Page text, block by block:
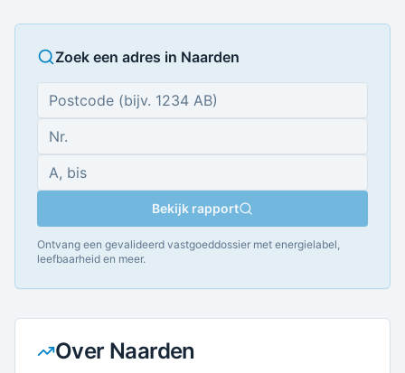
Zoek een adres in Naarden
Bekijk rapport
Ontvang een gevalideerd vastgoeddossier met energielabel,
leefbaarheid en meer.
Over Naarden